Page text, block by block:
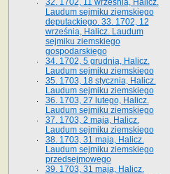
32. 1702, 11 września, Halicz.
Laudum sejmiku ziemskiego
deputackiego. 33. 1702, 12
września, Halicz. Laudum
sejmiku ziemskiego
gospodarskiego
34. 1702, 5 grudnia, Halicz.
Laudum sejmiku ziemskiego
35. 1703, 18 stycznia, Halicz.
Laudum sejmiku ziemskiego
36. 1703, 27 lutego, Halicz.
Laudum sejmiku ziemskiego
37. 1703, 2 maja, Halicz.
Laudum sejmiku ziemskiego
38. 1703, 31 maja, Halicz.
Laudum sejmiku ziemskiego
przedsejmowego
39. 1703, 31 maja, Halicz.